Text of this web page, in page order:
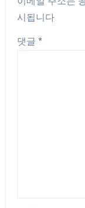
시됩니다
댓글 *